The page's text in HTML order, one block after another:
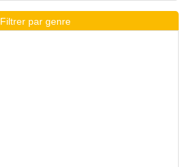
Filtrer par genre